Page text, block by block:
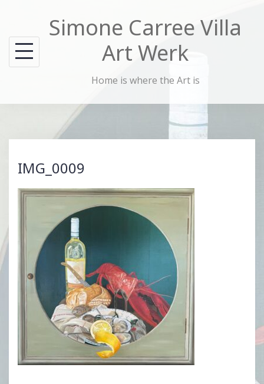
content
Simone Carree Villa
Art Werk
Home is where the Art is
IMG_0009